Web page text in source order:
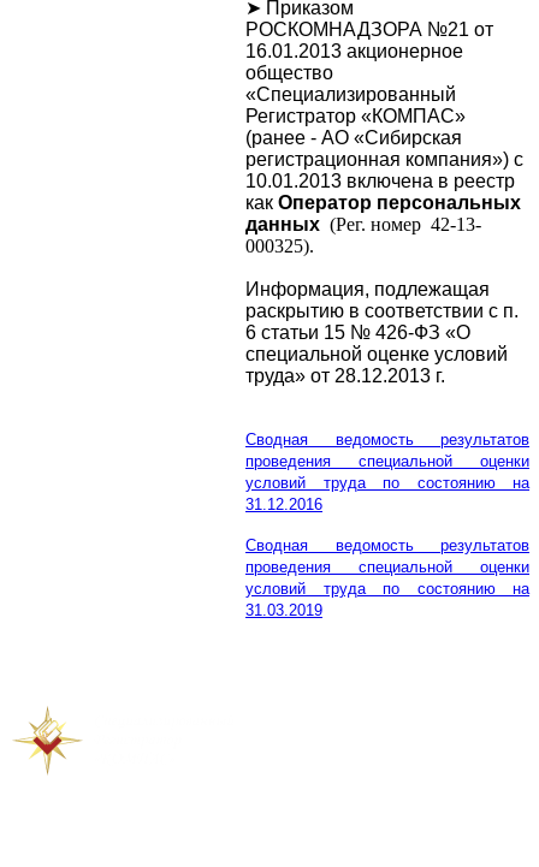
➤ Приказом
РОСКОМНАДЗОРА №21 от
16.01.2013 акционерное
общество
«Специализированный
Регистратор «КОМПАС»
(ранее - АО «Сибирская
регистрационная компания») с
10.01.2013 включена в реестр
как Оператор персональных
данных (Рег. номер 42-13-
000325).
Информация, подлежащая
раскрытию в соответствии с п.
6 статьи 15 № 426-ФЗ «О
специальной оценке условий
труда» от 28.12.2013 г.
Сводная ведомость результатов
проведения специальной оценки
условий труда по состоянию на
31.12.2016
Сводная ведомость результатов
проведения специальной оценки
условий труда по состоянию на
31.03.2019